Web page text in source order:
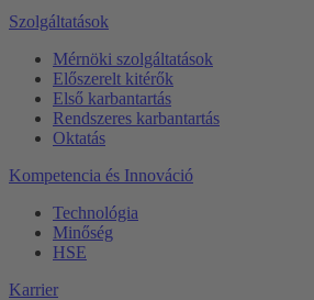
Szolgáltatások
Mérnöki szolgáltatások
Előszerelt kitérők
Első karbantartás
Rendszeres karbantartás
Oktatás
Kompetencia és Innováció
Technológia
Minőség
HSE
Karrier